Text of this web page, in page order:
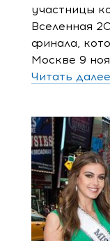
участницы
Вселенная
финала,
Москве 9
Читать